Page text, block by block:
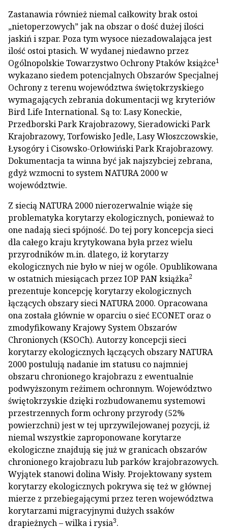
Zastanawia również niemal całkowity brak ostoi
„nietoperzowych” jak na obszar o dość dużej ilości
jaskiń i szpar. Poza tym wysoce niezadowalająca jest
ilość ostoi ptasich. W wydanej niedawno przez
Ogólnopolskie Towarzystwo Ochrony Ptaków książce1
wykazano siedem potencjalnych Obszarów Specjalnej
Ochrony z terenu województwa świętokrzyskiego
wymagających zebrania dokumentacji wg kryteriów
Bird Life International. Są to: Lasy Koneckie,
Przedborski Park Krajobrazowy, Sieradowicki Park
Krajobrazowy, Torfowisko Jedle, Lasy Włoszczowskie,
Łysogóry i Cisowsko-Orłowiński Park Krajobrazowy.
Dokumentacja ta winna być jak najszybciej zebrana,
gdyż wzmocni to system NATURA 2000 w
województwie.
Z siecią NATURA 2000 nierozerwalnie wiąże się
problematyka korytarzy ekologicznych, ponieważ to
one nadają sieci spójność. Do tej pory koncepcja sieci
dla całego kraju krytykowana była przez wielu
przyrodników m.in. dlatego, iż korytarzy
ekologicznych nie było w niej w ogóle. Opublikowana
w ostatnich miesiącach przez IOP PAN książka2
prezentuje koncepcję korytarzy ekologicznych
łączących obszary sieci NATURA 2000. Opracowana
ona została głównie w oparciu o sieć ECONET oraz o
zmodyfikowany Krajowy System Obszarów
Chronionych (KSOCh). Autorzy koncepcji sieci
korytarzy ekologicznych łączących obszary NATURA
2000 postulują nadanie im statusu co najmniej
obszaru chronionego krajobrazu z ewentualnie
podwyższonym reżimem ochronnym. Województwo
świętokrzyskie dzięki rozbudowanemu systemowi
przestrzennych form ochrony przyrody (52%
powierzchni) jest w tej uprzywilejowanej pozycji, iż
niemal wszystkie zaproponowane korytarze
ekologiczne znajdują się już w granicach obszarów
chronionego krajobrazu lub parków krajobrazowych.
Wyjątek stanowi dolina Wisły. Projektowany system
korytarzy ekologicznych pokrywa się też w głównej
mierze z przebiegającymi przez teren województwa
korytarzami migracyjnymi dużych ssaków
drapieżnych – wilka i rysia3.